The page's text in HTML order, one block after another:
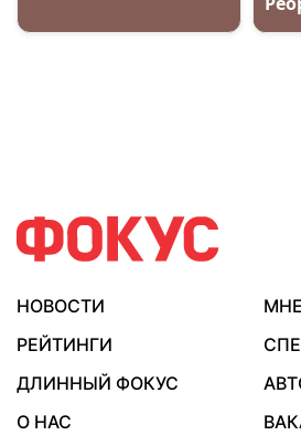
НОВОСТИ
РЕЙТИНГИ
ДЛИННЫЙ ФОКУС
О НАС